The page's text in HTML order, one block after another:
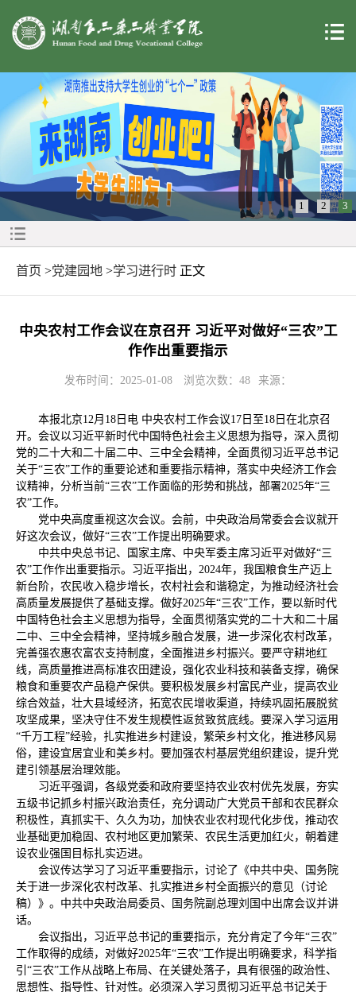
1 2 3
首页 >党建园地 >学习进行时 正文
中央农村工作会议在京召开 习近平对做好“三农”工
作作出重要指示
发布时间：2025-01-08 浏览次数： 48 来源：
本报北京12月18日电 中央农村工作会议17日至18日在北京召
开。会议以习近平新时代中国特色社会主义思想为指导，深入贯彻
党的二十大和二十届二中、三中全会精神，全面贯彻习近平总书记
关于“三农”工作的重要论述和重要指示精神，落实中央经济工作会
议精神，分析当前“三农”工作面临的形势和挑战，部署2025年“三
农”工作。
党中央高度重视这次会议。会前，中央政治局常委会会议就开
好这次会议，做好“三农”工作提出明确要求。
中共中央总书记、国家主席、中央军委主席习近平对做好“三
农”工作作出重要指示。习近平指出，2024年，我国粮食生产迈上
新台阶，农民收入稳步增长，农村社会和谐稳定，为推动经济社会
高质量发展提供了基础支撑。做好2025年“三农”工作，要以新时代
中国特色社会主义思想为指导，全面贯彻落实党的二十大和二十届
二中、三中全会精神，坚持城乡融合发展，进一步深化农村改革，
完善强农惠农富农支持制度，全面推进乡村振兴。要严守耕地红
线，高质量推进高标准农田建设，强化农业科技和装备支撑，确保
粮食和重要农产品稳产保供。要积极发展乡村富民产业，提高农业
综合效益，壮大县域经济，拓宽农民增收渠道，持续巩固拓展脱贫
攻坚成果，坚决守住不发生规模性返贫致贫底线。要深入学习运用
“千万工程”经验，扎实推进乡村建设，繁荣乡村文化，推进移风易
俗，建设宜居宜业和美乡村。要加强农村基层党组织建设，提升党
建引领基层治理效能。
习近平强调，各级党委和政府要坚持农业农村优先发展，夯实
五级书记抓乡村振兴政治责任，充分调动广大党员干部和农民群众
积极性，真抓实干、久久为功，加快农业农村现代化步伐，推动农
业基础更加稳固、农村地区更加繁荣、农民生活更加红火，朝着建
设农业强国目标扎实迈进。
会议传达学习了习近平重要指示，讨论了《中共中央、国务院
关于进一步深化农村改革、扎实推进乡村全面振兴的意见（讨论
稿）》。中共中央政治局委员、国务院副总理刘国中出席会议并讲
话。
会议指出，习近平总书记的重要指示，充分肯定了今年“三农”
工作取得的成绩，对做好2025年“三农”工作提出明确要求，科学指
引“三农”工作从战略上布局、在关键处落子，具有很强的政治性、
思想性、指导性、针对性。必须深入学习贯彻习近平总书记关于